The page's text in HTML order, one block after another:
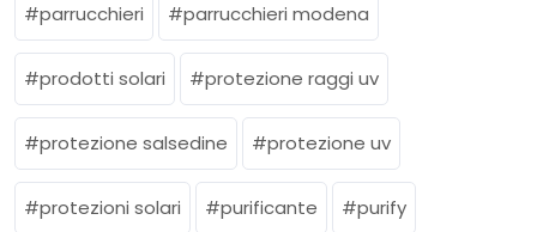
parrucchieri parrucchieri modena
prodotti solari protezione raggi uv
protezione salsedine protezione uv
protezioni solari purificante purify